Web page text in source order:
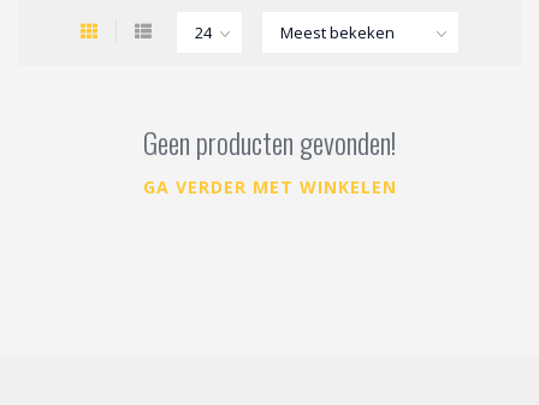
Geen producten gevonden!
GA VERDER MET WINKELEN